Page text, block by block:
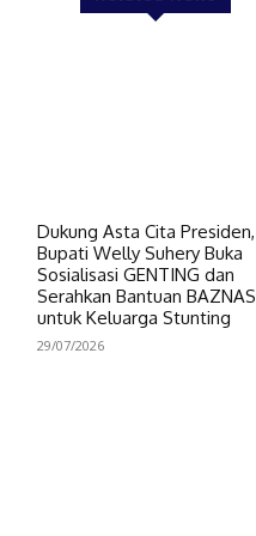
Dukung Asta Cita Presiden,
Bupati Welly Suhery Buka
Sosialisasi GENTING dan
Serahkan Bantuan BAZNAS
untuk Keluarga Stunting
29/07/2026